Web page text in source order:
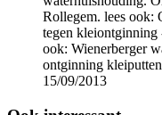
Rollegem. lees
tegen kleiontginning
ook: Wienerberger
ontginning
15/09/2013